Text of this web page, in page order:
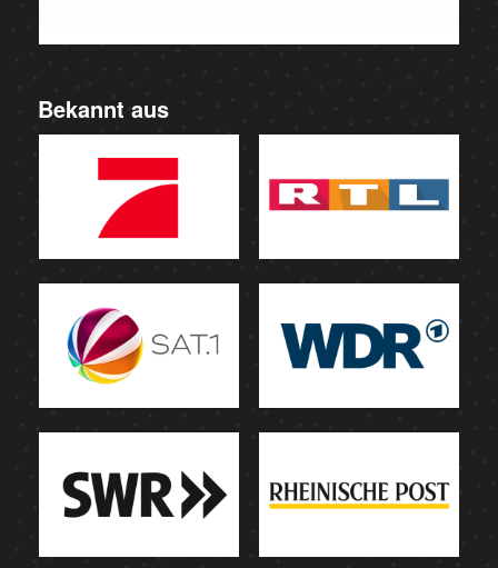
Bekannt aus